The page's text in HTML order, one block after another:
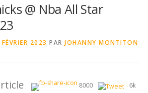
@ Nba All Star
2023 PAR JOHANNY MONTITON
8000
6k